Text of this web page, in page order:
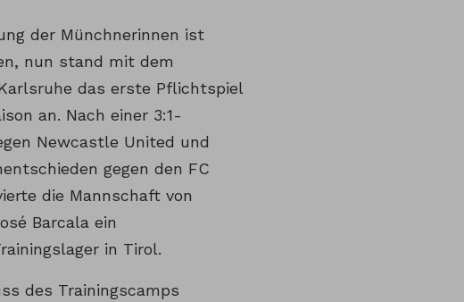
der Münchnerinnen ist
nun stand mit dem
das erste Pflichtspiel
an. Nach einer 3:1-
Newcastle United und
gegen den FC
die Mannschaft von
Barcala ein
in Tirol.
des Trainingscamps